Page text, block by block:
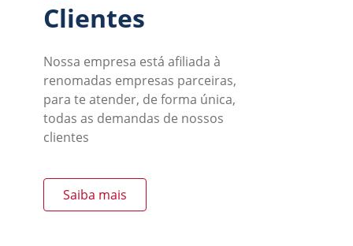
Clientes
Nossa empresa está afiliada à
renomadas empresas parceiras,
para te atender, de forma única,
todas as demandas de nossos
clientes
Saiba mais